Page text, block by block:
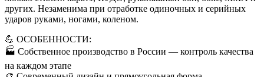
других. Незаменима при отработке одиночных и серийных
ударов руками, ногами, коленом.
💪 ОСОБЕННОСТИ:
🏭 Собственное производство в России — контроль качества
на каждом этапе